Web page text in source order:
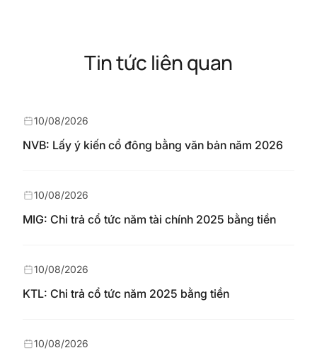
Tin tức liên quan
NVB: Lấy ý kiến cổ đông bằng văn bản năm 2026
10/08/2026
MIG: Chi trả cổ tức năm tài chính 2025 bằng tiền
10/08/2026
KTL: Chi trả cổ tức năm 2025 bằng tiền
10/08/2026
10/08/2026